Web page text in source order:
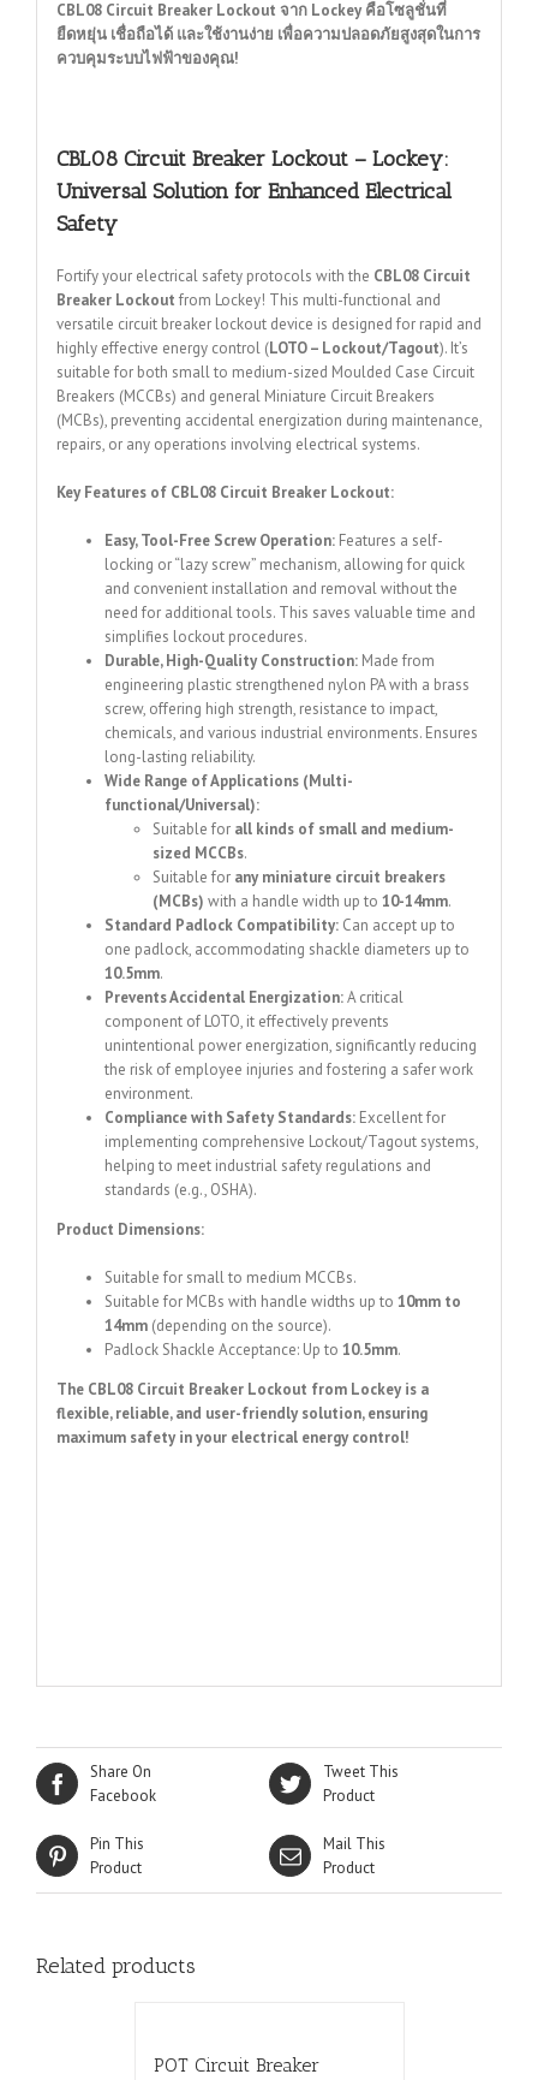
CBL08 Circuit Breaker Lockout จาก Lockey คือโซลูชั่นที่
ยืดหยุ่น เชื่อถือได้ และใช้งานง่าย เพื่อความปลอดภัยสูงสุดในการ
ควบคุมระบบไฟฟ้าของคุณ!
CBL08 Circuit Breaker Lockout – Lockey:
Universal Solution for Enhanced Electrical
Safety
Fortify your electrical safety protocols with the CBL08 Circuit
Breaker Lockout from Lockey! This multi-functional and
versatile circuit breaker lockout device is designed for rapid and
highly effective energy control (LOTO – Lockout/Tagout). It’s
suitable for both small to medium-sized Moulded Case Circuit
Breakers (MCCBs) and general Miniature Circuit Breakers
(MCBs), preventing accidental energization during maintenance,
repairs, or any operations involving electrical systems.
Key Features of CBL08 Circuit Breaker Lockout:
Easy, Tool-Free Screw Operation:Features a self-
locking or “lazy screw” mechanism, allowing for quick
and convenient installation and removal without the
need for additional tools.This saves valuable time and
simplifies lockout procedures.
Durable, High-Quality Construction:Made from
engineering plastic strengthened nylon PA with a brass
screw, offering high strength, resistance to impact,
chemicals, and various industrial environments.Ensures
long-lasting reliability.
Wide Range of Applications (Multi-
functional/Universal):
Suitable for all kinds of small and medium-
sized MCCBs.
Suitable for any miniature circuit breakers
(MCBs) with a handle width up to 10-14mm.
Standard Padlock Compatibility:Can accept up to
one padlock, accommodating shackle diameters up to
10.5mm.
Prevents Accidental Energization:A critical
component of LOTO, it effectively prevents
unintentional power energization, significantly reducing
the risk of employee injuries and fostering a safer work
environment.
Compliance with Safety Standards:Excellent for
implementing comprehensive Lockout/Tagout systems,
helping to meet industrial safety regulations and
standards (e.g., OSHA).
Product Dimensions:
Suitable for small to medium MCCBs.
Suitable for MCBs with handle widths up to 10mm to
14mm(depending on the source).
Padlock Shackle Acceptance: Up to 10.5mm.
The CBL08 Circuit Breaker Lockout from Lockey is a
flexible, reliable, and user-friendly solution, ensuring
maximum safety in your electrical energy control!
Share On
Facebook
Tweet This
Product
Pin This
Product
Mail This
Product
Related products
POT Circuit Breaker